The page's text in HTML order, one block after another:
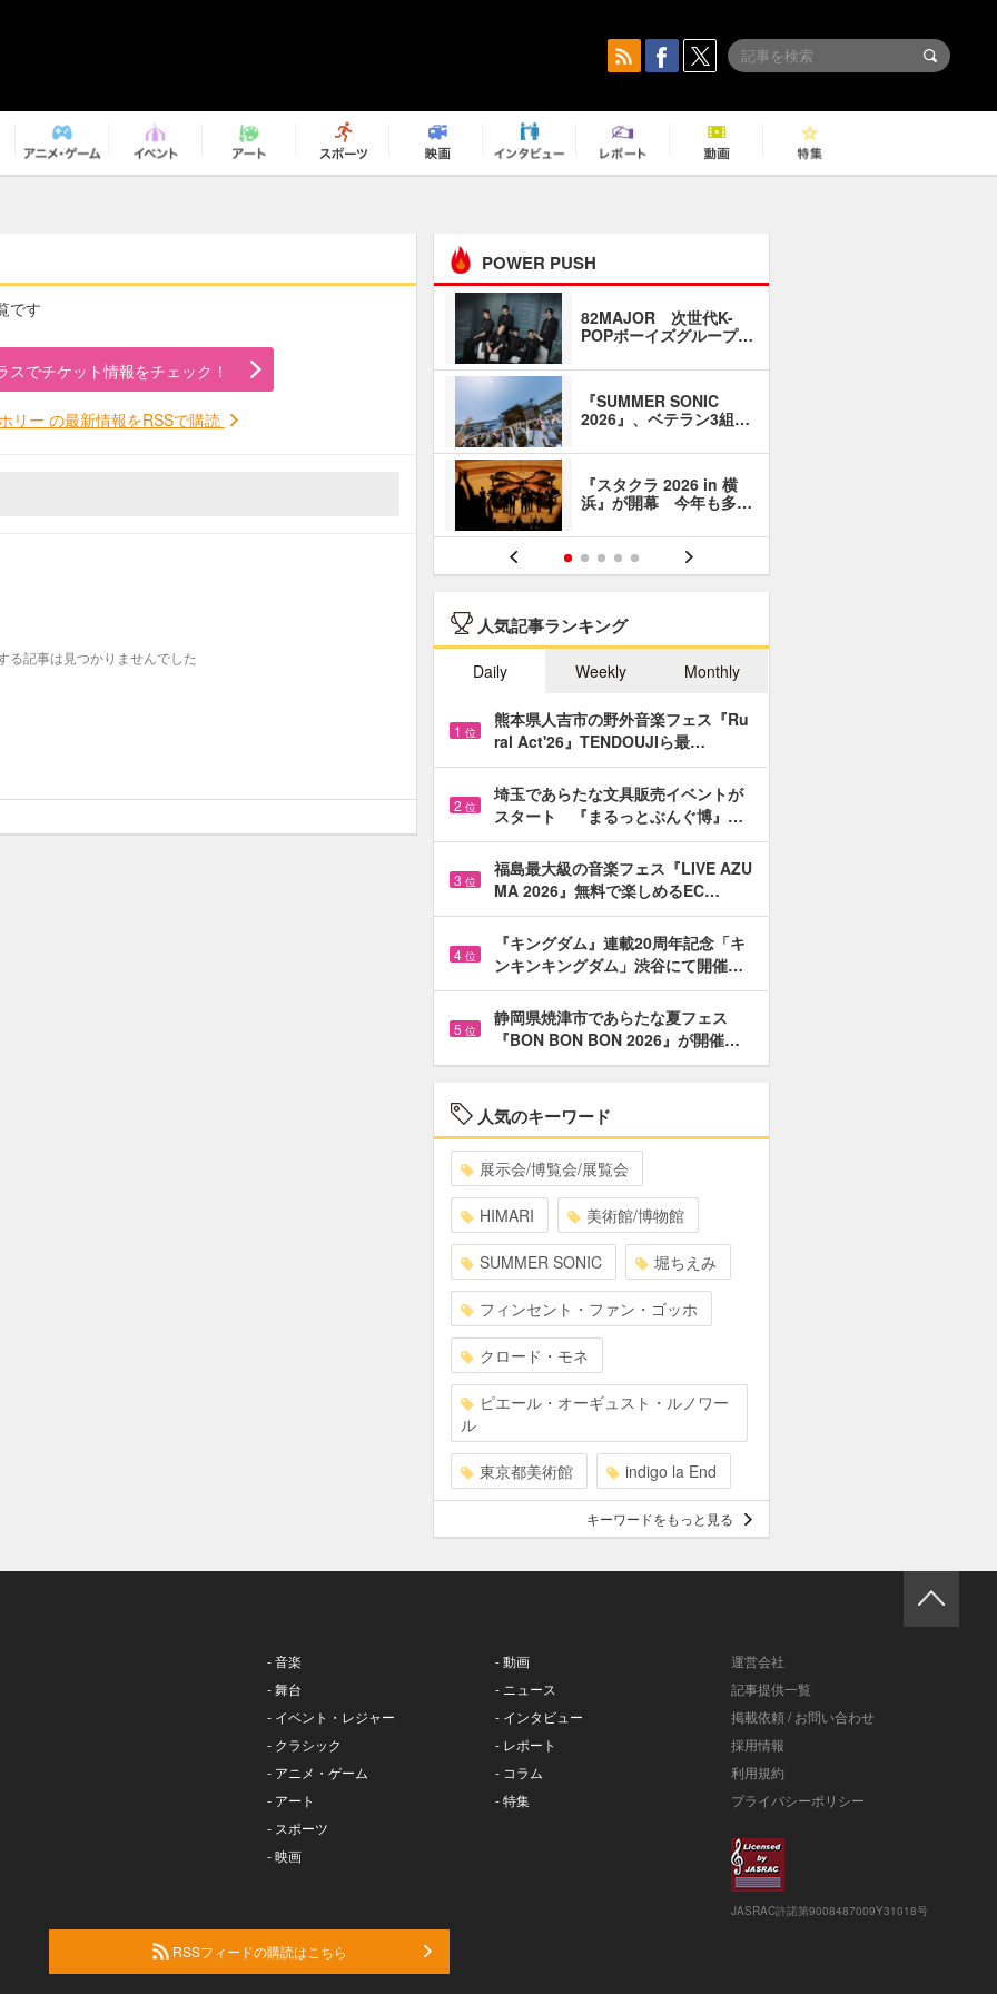
です
スでチケット情報をチェック！
リー の最新情報をRSSで購読
る記事は見つかりませんでした
POWER PUSH
82MAJOR 次世代K-
POPボーイズグループ…
『SUMMER SONIC
2026』、ベテラン3組…
『スタクラ 2026 in 横
浜』が開幕 今年も多…
人気記事ランキング
Daily Weekly Monthly
1 位
熊本県人吉市の野外音楽フェス『Ru
ral Act'26』TENDOUJIら最…
2 位
埼玉であらたな文具販売イベントが
スタート 『まるっとぶんぐ博』…
3 位
福島最大級の音楽フェス『LIVE AZU
MA 2026』無料で楽しめるEC…
4 位
『キングダム』連載20周年記念「キ
ンキンキングダム」渋谷にて開催…
5 位
静岡県焼津市であらたな夏フェス
『BON BON BON 2026』が開催…
人気のキーワード
展示会/博覧会/展覧会
HIMARI 美術館/博物館
SUMMER SONIC 堀ちえみ
フィンセント・ファン・ゴッホ
クロード・モネ
ピエール・オーギュスト・ルノワー
ル
東京都美術館 indigo la End
キーワードをもっと見る
- 音楽
- 舞台
- イベント・レジャー
- クラシック
- アニメ・ゲーム
- アート
- スポーツ
- 映画
- 動画
- ニュース
- インタビュー
- レポート
- コラム
- 特集
運営会社
記事提供一覧
掲載依頼 / お問い合わせ
採用情報
利用規約
プライバシーポリシー
JASRAC許諾第9008487009Y31018号
RSSフィードの購読はこちら